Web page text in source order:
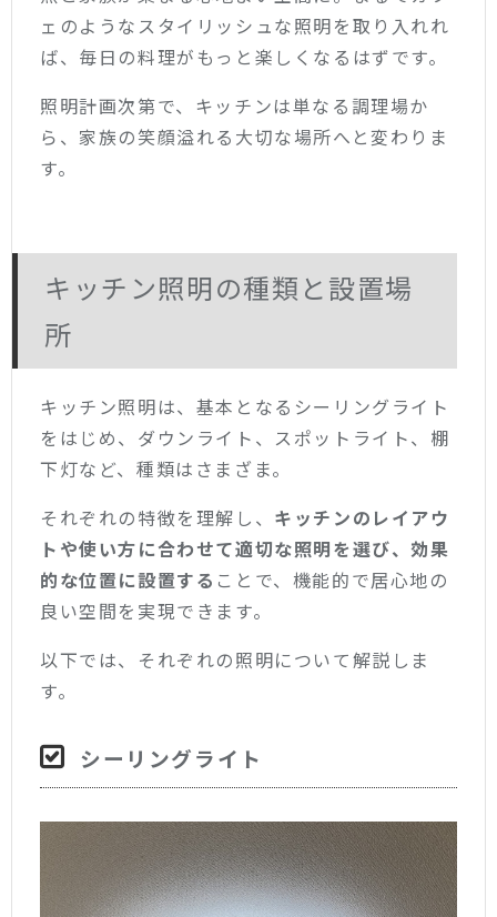
ェのようなスタイリッシュな照明を取り入れれ
ば、毎日の料理がもっと楽しくなるはずです。
照明計画次第で、キッチンは単なる調理場か
ら、家族の笑顔溢れる大切な場所へと変わりま
す。
キッチン照明の種類と設置場
所
キッチン照明は、基本となるシーリングライト
をはじめ、ダウンライト、スポットライト、棚
下灯など、種類はさまざま。
それぞれの特徴を理解し、 キッチンのレイアウ
トや使い方に合わせて適切な照明を選び、効果
的な位置に設置する ことで、機能的で居心地の
良い空間を実現できます。
以下では、それぞれの照明について解説しま
す。
シーリングライト